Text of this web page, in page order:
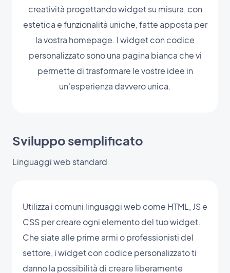
creatività progettando widget su misura, con
estetica e funzionalità uniche, fatte apposta per
la vostra homepage. I widget con codice
personalizzato sono una pagina bianca che vi
permette di trasformare le vostre idee in
un'esperienza davvero unica.
Sviluppo semplificato
Linguaggi web standard
Utilizza i comuni linguaggi web come HTML, JS e
CSS per creare ogni elemento del tuo widget.
Che siate alle prime armi o professionisti del
settore, i widget con codice personalizzato ti
danno la possibilità di creare liberamente